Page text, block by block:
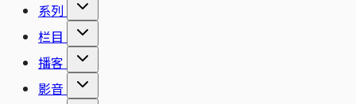
系列
栏目
播客
影音